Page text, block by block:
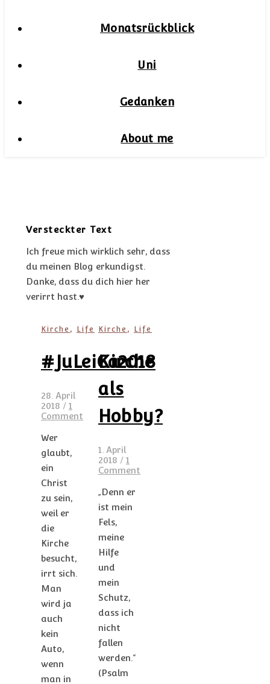
Monatsrückblick
Uni
Gedanken
About me
Versteckter Text
Ich freue mich wirklich sehr, dass
du meinen Blog erkundigst.
Danke, dass du dich hier her
verirrt hast.♥
Kirche , Life
#JuLeiCa2018
28. April
2018 / 1
Comment
Wer
glaubt,
ein
Christ
zu sein,
weil er
die
Kirche
besucht,
irrt sich.
Man
wird ja
auch
kein
Auto,
wenn
man in
Kirche , Life
Kirche
als
Hobby?
1. April
2018 / 1
Comment
„Denn er
ist mein
Fels,
meine
Hilfe
und
mein
Schutz,
dass ich
nicht
fallen
werden.“
(Psalm